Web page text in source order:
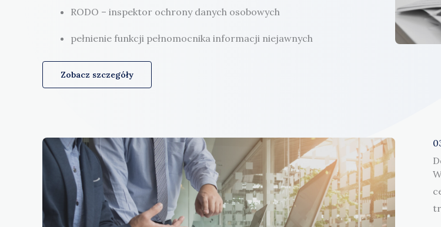
RODO – inspektor ochrony danych osobowych
pełnienie funkcji pełnomocnika informacji niejawnych
Zobacz szczegóły